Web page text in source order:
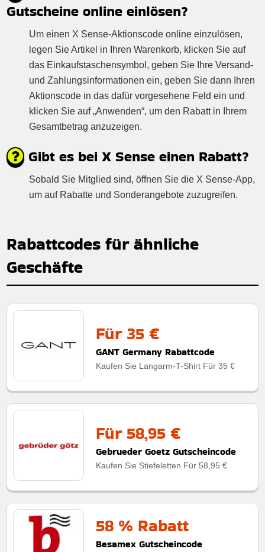
Gutscheine online einlösen?
Um einen X Sense-Aktionscode online einzulösen,
legen Sie Artikel in Ihren Warenkorb, klicken Sie auf
das Einkaufstaschensymbol, geben Sie Ihre Versand-
und Zahlungsinformationen ein, geben Sie dann Ihren
Aktionscode in das dafür vorgesehene Feld ein und
klicken Sie auf „Anwenden“, um den Rabatt in Ihrem
Gesamtbetrag anzuzeigen.
Gibt es bei X Sense einen Rabatt?
Sobald Sie Mitglied sind, öffnen Sie die X Sense-App,
um auf Rabatte und Sonderangebote zuzugreifen.
Rabattcodes für ähnliche
Geschäfte
Für 35 €
GANT Germany Rabattcode
Kaufen Sie Langarm-T-Shirt Für 35 €
Für 58,95 €
Gebrueder Goetz Gutscheincode
Kaufen Sie Stiefeletten Für 58,95 €
58 % Rabatt
Besamex Gutscheincode